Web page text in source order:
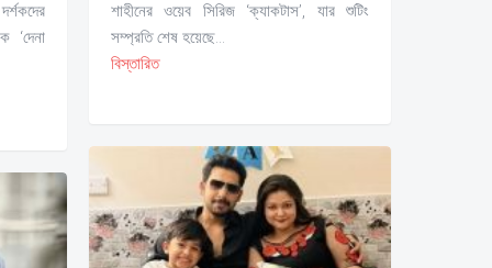
‘দেনা
শাহীনের ওয়েব সিরিজ ‘ক্যাকটাস’, যার শুটিং
সম্প্রতি শেষ হয়েছে...
বিস্তারিত